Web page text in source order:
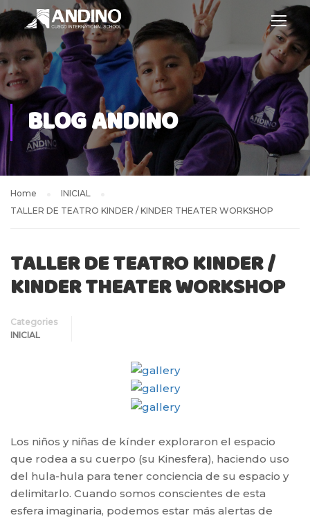
BLOG ANDINO
Home
INICIAL
TALLER DE TEATRO KINDER / KINDER THEATER WORKSHOP
TALLER DE TEATRO KINDER /
KINDER THEATER WORKSHOP
Categories
INICIAL
Los niños y niñas de kínder exploraron el espacio
que rodea a su cuerpo (su Kinesfera), haciendo uso
del hula-hula para tener conciencia de su espacio y
delimitarlo. Cuando somos conscientes de esta
esfera imaginaria, podemos estar más alertas de